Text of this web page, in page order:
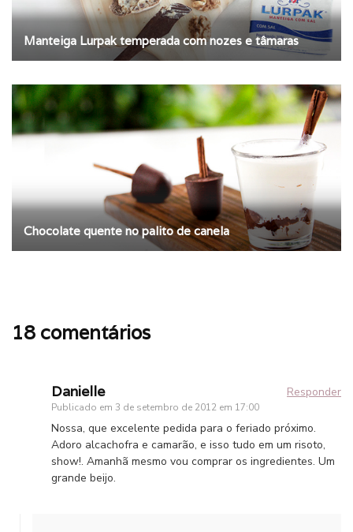
Manteiga Lurpak temperada com nozes e tâmaras
Chocolate quente no palito de canela
18 comentários
Danielle
Publicado em 3 de setembro de 2012 em 17:00
Responder
Nossa, que excelente pedida para o feriado próximo.
Adoro alcachofra e camarão, e isso tudo em um risoto,
show!. Amanhã mesmo vou comprar os ingredientes. Um
grande beijo.